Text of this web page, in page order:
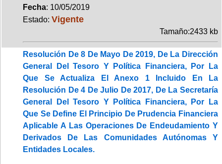
Fecha: 10/05/2019
Estado: Vigente
Tamaño:2433 kb
Resolución De 8 De Mayo De 2019, De La Dirección
General Del Tesoro Y Política Financiera, Por La
Que Se Actualiza El Anexo 1 Incluido En La
Resolución De 4 De Julio De 2017, De La Secretaría
General Del Tesoro Y Política Financiera, Por La
Que Se Define El Principio De Prudencia Financiera
Aplicable A Las Operaciones De Endeudamiento Y
Derivados De Las Comunidades Autónomas Y
Entidades Locales.